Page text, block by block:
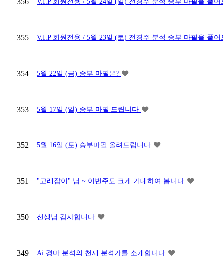
V.I.P 회원전용 / 5월 24일 (일) 전경주 분석 승부 마필을 풀
355 V.I.P 회원전용 / 5월 23일 (토) 전경주 분석 승부 마필을 풀
354 5월 22일 (금) 승부 마필은?
353 5월 17일 (일) 승부 마필 드립니다
352 5월 16일 (토) 승부마필 올려드립니다
351 "고래잡이" 님 ~ 이번주도 크게 기대하여 봅니다
350 선생님 감사합니다
349 Ai 경마 분석의 천재 분석가를 소개합니다